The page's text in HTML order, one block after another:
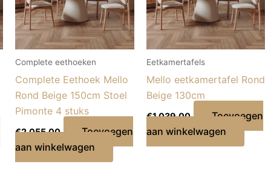
Complete eethoeken
Complete Eethoek Mello
Rond Beige 150cm Stoel
Pimonte 4 stuks
€2.055,00
Toevoegen
aan winkelwagen
Eetkamertafels
Mello eetkamertafel Rond
Beige 130cm
€1.039,00
Toevoegen
aan winkelwagen